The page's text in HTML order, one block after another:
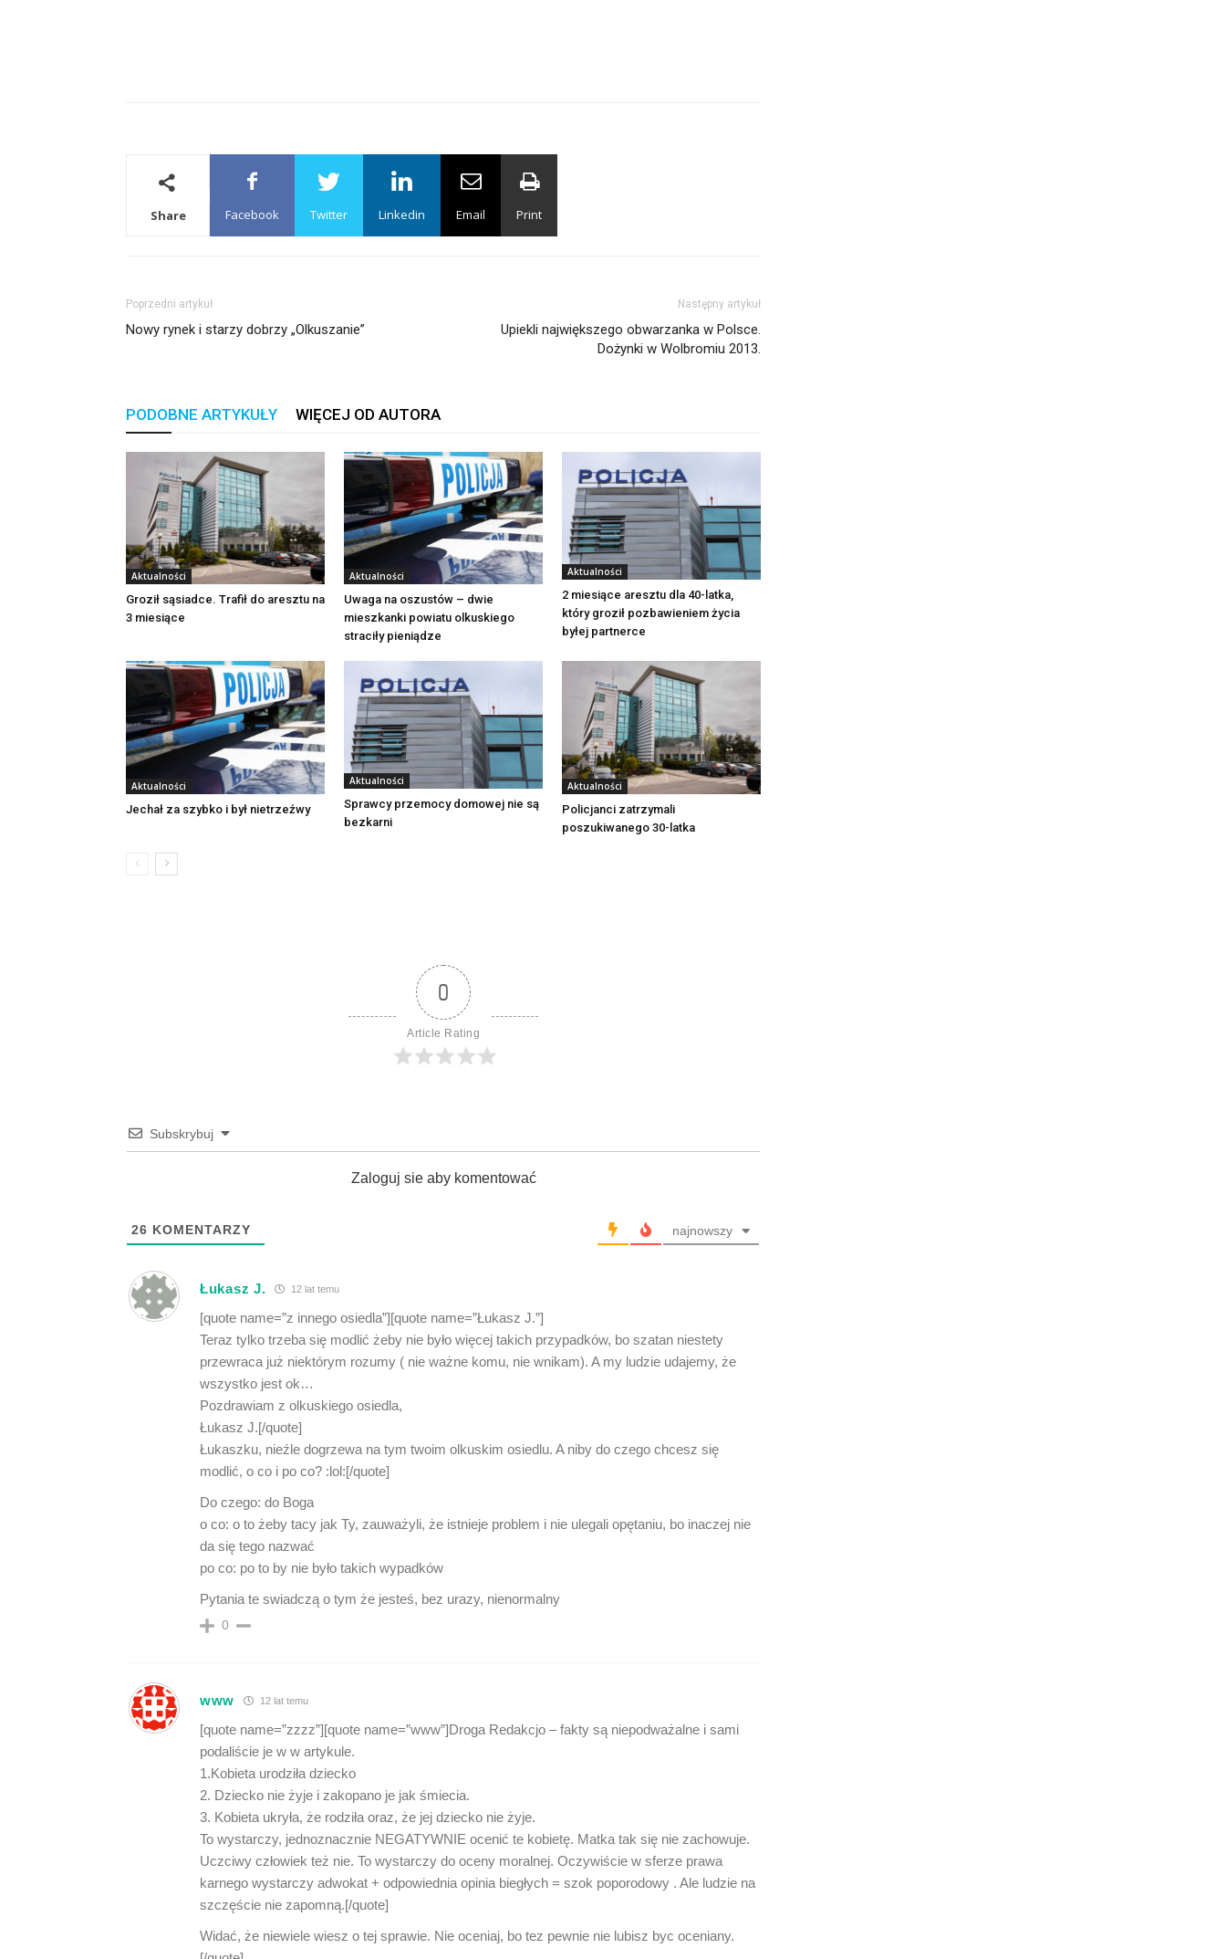
Share Facebook Twitter Linkedin Email Print
Poprzedni artykuł
Nowy rynek i starzy dobrzy „Olkuszanie”
Następny artykuł
Upiekli największego obwarzanka w Polsce.
Dożynki w Wolbromiu 2013.
PODOBNE ARTYKUŁY WIĘCEJ OD AUTORA
Aktualności
Groził sąsiadce. Trafił do aresztu na
3 miesiące
Aktualności
Uwaga na oszustów – dwie
mieszkanki powiatu olkuskiego
straciły pieniądze
Aktualności
2 miesiące aresztu dla 40-latka,
który groził pozbawieniem życia
byłej partnerce
Aktualności
Jechał za szybko i był nietrzeźwy
Aktualności
Sprawcy przemocy domowej nie są
bezkarni
Aktualności
Policjanci zatrzymali
poszukiwanego 30-latka
0
Article Rating
Subskrybuj
Zaloguj sie aby komentować
26 KOMENTARZY najnowszy
Łukasz J. 12 lat temu
[quote name=”z innego osiedla”][quote name=”Łukasz J.”]
Teraz tylko trzeba się modlić żeby nie było więcej takich przypadków, bo szatan niestety
przewraca już niektórym rozumy ( nie ważne komu, nie wnikam). A my ludzie udajemy, że
wszystko jest ok…
Pozdrawiam z olkuskiego osiedla,
Łukasz J.[/quote]
Łukaszku, nieźle dogrzewa na tym twoim olkuskim osiedlu. A niby do czego chcesz się
modlić, o co i po co? :lol:[/quote]
Do czego: do Boga
o co: o to żeby tacy jak Ty, zauważyli, że istnieje problem i nie ulegali opętaniu, bo inaczej nie
da się tego nazwać
po co: po to by nie było takich wypadków
Pytania te swiadczą o tym że jesteś, bez urazy, nienormalny
0
www 12 lat temu
[quote name=”zzzz”][quote name=”www”]Droga Redakcjo – fakty są niepodważalne i sami
podaliście je w w artykule.
1.Kobieta urodziła dziecko
2. Dziecko nie żyje i zakopano je jak śmiecia.
3. Kobieta ukryła, że rodziła oraz, że jej dziecko nie żyje.
To wystarczy, jednoznacznie NEGATYWNIE ocenić te kobietę. Matka tak się nie zachowuje.
Uczciwy człowiek też nie. To wystarczy do oceny moralnej. Oczywiście w sferze prawa
karnego wystarczy adwokat + odpowiednia opinia biegłych = szok poporodowy . Ale ludzie na
szczęście nie zapomną.[/quote]
Widać, że niewiele wiesz o tej sprawie. Nie oceniaj, bo tez pewnie nie lubisz byc oceniany.